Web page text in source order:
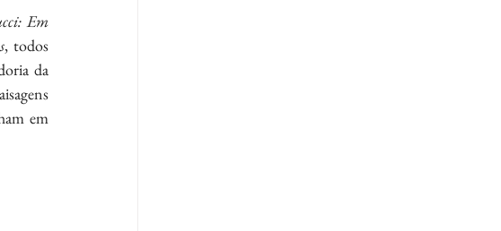
Em
, todos
da
em